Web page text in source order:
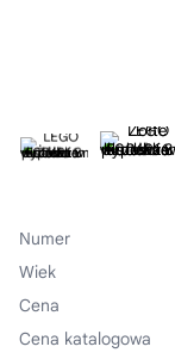
Numer
Wiek
Cena
Cena katalogowa